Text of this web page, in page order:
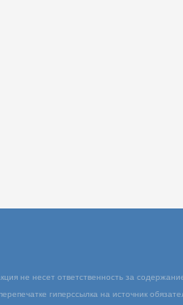
Телефон редакции: (063) 994-63-77
При